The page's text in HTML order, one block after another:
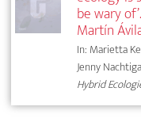
be wary
Martín
In: Marietta
Jenny
Hybrid